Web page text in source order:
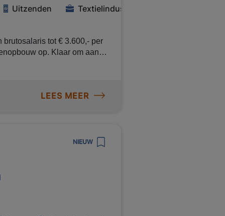
van 8% van je bruto jaarloon
Uitzenden Textielindustrie
tot € 3.600,- per
op. Klaar om aan
(meer dan 200 online
LEES MEER
NIEUW